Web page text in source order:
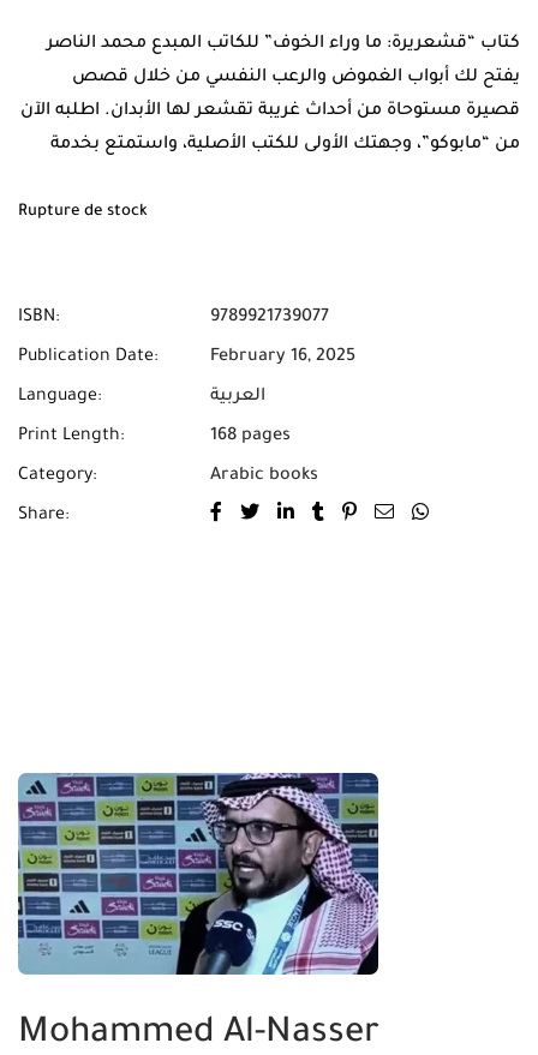
كتاب “قشعريرة: ما وراء الخوف” للكاتب المبدع محمد الناصر
يفتح لك أبواب الغموض والرعب النفسي من خلال قصص
قصيرة مستوحاة من أحداث غريبة تقشعر لها الأبدان. اطلبه الآن
من “مابوكو”، وجهتك الأولى للكتب الأصلية، واستمتع بخدمة
Rupture de stock
ISBN: 9789921739077
Publication Date: February 16, 2025
Language: العربية
Print Length: 168 pages
Category: Arabic books
Share:
Mohammed Al-Nasser